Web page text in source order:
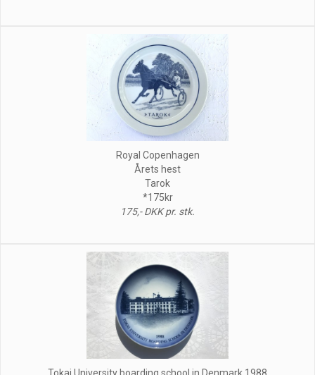
Royal Copenhagen
Årets hest
Tarok
*175kr
175,- DKK pr. stk.
Tokai University boarding school in Denmark 1988